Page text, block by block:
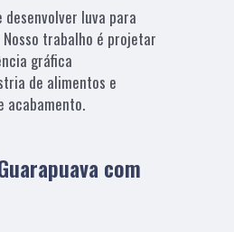
luva para
trabalho é projetar
gráfica
de alimentos e
acabamento.
com